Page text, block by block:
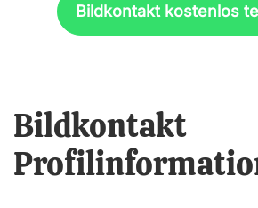
Bildkontakt kostenlos
Bildkontakt